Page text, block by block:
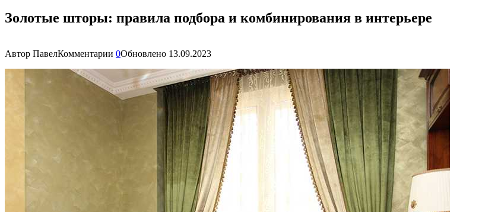
Золотые шторы: правила подбора и комбинирования в интерьере
Автор ПавелКомментарии 0Обновлено 13.09.2023